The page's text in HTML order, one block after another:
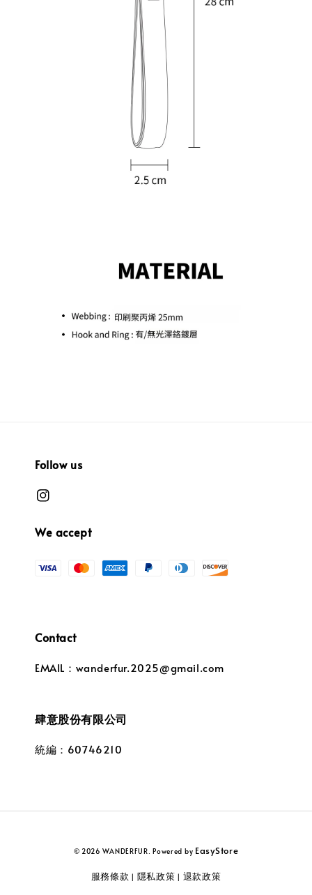
Follow us
We accept
Contact
EMAIL：wanderfur.2025@gmail.com
肆意股份有限公司
統編：60746210
© 2026 WANDERFUR. Powered by EasyStore
服務條款 | 隱私政策 | 退款政策